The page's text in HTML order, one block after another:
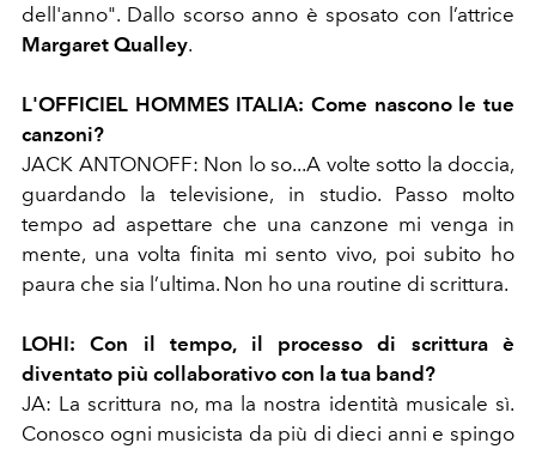
dell'anno". Dallo scorso anno è sposato con l’attrice
Margaret Qualley.
L'OFFICIEL HOMMES ITALIA: Come nascono le tue
canzoni?
JACK ANTONOFF: Non lo so...A volte sotto la doccia,
guardando la televisione, in studio. Passo molto
tempo ad aspettare che una canzone mi venga in
mente, una volta finita mi sento vivo, poi subito ho
paura che sia l’ultima. Non ho una routine di scrittura.
LOHI: Con il tempo, il processo di scrittura è
diventato più collaborativo con la tua band?
JA: La scrittura no, ma la nostra identità musicale sì.
Conosco ogni musicista da più di dieci anni e spingo